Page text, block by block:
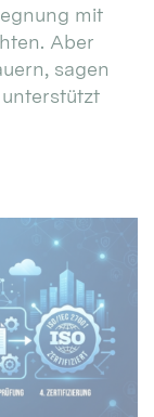
mit
Aber
sagen